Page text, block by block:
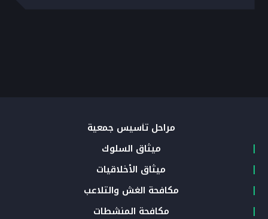
مراحل تأسيس جمعية
ميثاق السلوك
ميثاق الأخلاقيات
مكافحة الغش والتلاعب
مكافحة المنشطات